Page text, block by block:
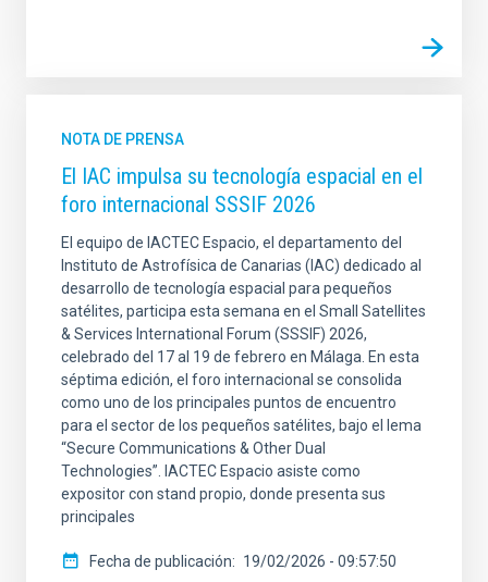
NOTA DE PRENSA
El IAC impulsa su tecnología espacial en el
foro internacional SSSIF 2026
El equipo de IACTEC Espacio, el departamento del
Instituto de Astrofísica de Canarias (IAC) dedicado al
desarrollo de tecnología espacial para pequeños
satélites, participa esta semana en el Small Satellites
& Services International Forum (SSSIF) 2026,
celebrado del 17 al 19 de febrero en Málaga. En esta
séptima edición, el foro internacional se consolida
como uno de los principales puntos de encuentro
para el sector de los pequeños satélites, bajo el lema
“Secure Communications & Other Dual
Technologies”. IACTEC Espacio asiste como
expositor con stand propio, donde presenta sus
principales
Fecha de publicación 19/02/2026 - 09:57:50